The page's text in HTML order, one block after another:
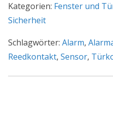
SRH
Menge
Kategorien: Fenster und
Sicherheit
Schlagwörter: Alarm,
Reedkontakt, Sensor,